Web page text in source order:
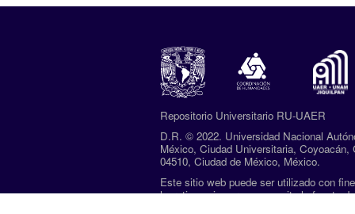
Repositorio Universitario RU-UAER
D.R. © 2022. Universidad Nacional
México, Ciudad Universitaria, Coyoacán,
04510, Ciudad de México, México.
Este sitio web puede ser utilizado con
lucrativos siempre que se cite la fuente de